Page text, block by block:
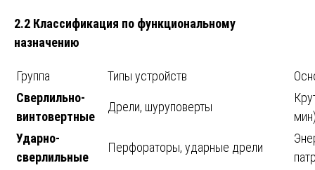
2.2 Классификация по функциональному
назначению
Группа Типы устройств
Сверлильно-
винтовертные
Дрели, шуруповерты
Ударно-
сверлильные
Перфораторы, ударные дрели